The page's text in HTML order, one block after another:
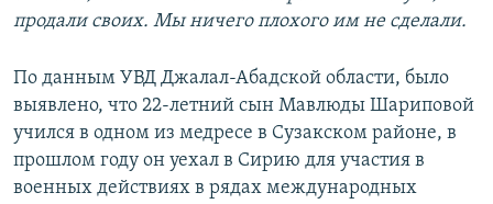
продали своих. Мы ничего плохого им не сделали.
По данным УВД Джалал-Абадской области, было
выявлено, что 22-летний сын Мавлюды Шариповой
учился в одном из медресе в Сузакском районе, в
прошлом году он уехал в Сирию для участия в
военных действиях в рядах международных